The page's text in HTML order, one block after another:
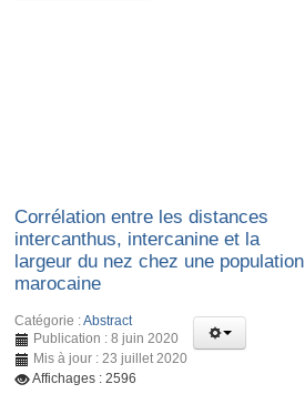
Corrélation entre les distances
intercanthus, intercanine et la
largeur du nez chez une population
marocaine
Catégorie :Abstract
Publication : 8 juin 2020
Mis à jour : 23 juillet 2020
Affichages : 2596